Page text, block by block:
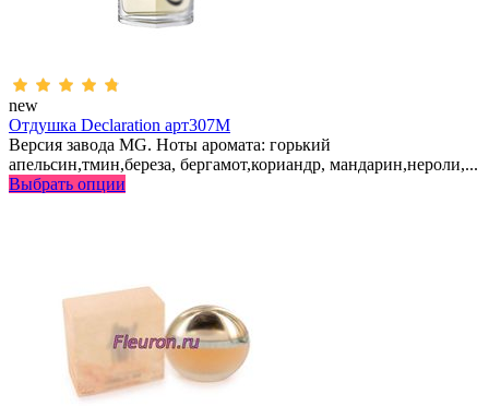
new
Отдушка Declaration арт307M
Версия завода MG. Ноты аромата: горький
апельсин,тмин,береза, бергамот,кориандр, мандарин,нероли,...
Выбрать опции